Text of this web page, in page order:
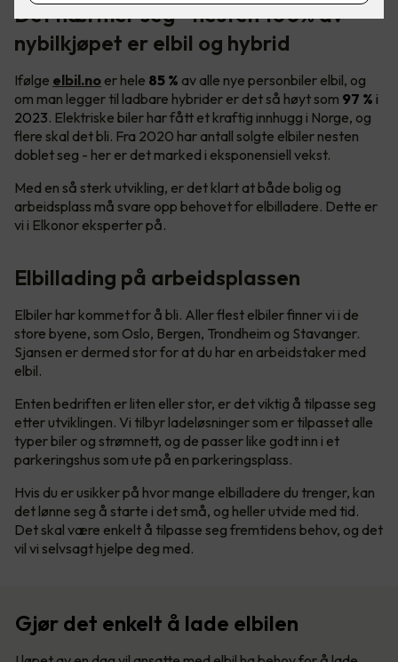
Det nærmer seg - nesten 100% av
nybilkjøpet er elbil og hybrid
Ifølge elbil.no er hele 85 % av alle nye personbiler elbil, og
om man legger til ladbare hybrider er det så høyt som 97 % i
2023. Elektriske biler har fått et kraftig innhugg i Norge, og
flere skal det bli. Fra 2020 har antall solgte elbiler nesten
doblet seg - her er det marked i eksponensiell vekst.
Med en så sterk utvikling, er det klart at både bolig og
arbeidsplass må svare opp behovet for elbilladere. Dette er
vi i Elkonor eksperter på.
Elbillading på arbeidsplassen
Elbiler har kommet for å bli. Aller flest elbiler finner vi i de
store byene, som Oslo, Bergen, Trondheim og Stavanger.
Sjansen er dermed stor for at du har en arbeidstaker med
elbil.
Enten bedriften er liten eller stor, er det viktig å tilpasse seg
etter utviklingen. Vi tilbyr ladeløsninger som er tilpasset alle
typer biler og strømnett, og de passer like godt inn i et
parkeringshus som ute på en parkeringsplass.
Hvis du er usikker på hvor mange elbilladere du trenger, kan
det lønne seg å starte i det små, og heller utvide med tid.
Det skal være enkelt å tilpasse seg fremtidens behov, og det
vil vi selvsagt hjelpe deg med.
Gjør det enkelt å lade elbilen